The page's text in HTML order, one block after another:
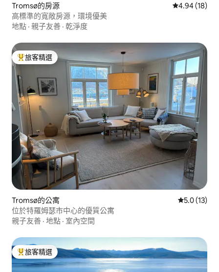
Tromsø的房源 從 18 則評價
4.94 (18)
高標準的寬敞房源，環境優美
地點 · 親子友善 · 乾淨度
旅客精選榜首
旅客精選
Tromsø的公寓 從 13 則評
5.0 (13)
位於特羅姆瑟市中心的優質公寓
親子友善 · 地點 · 室內空間
旅客精選榜首
旅客精選